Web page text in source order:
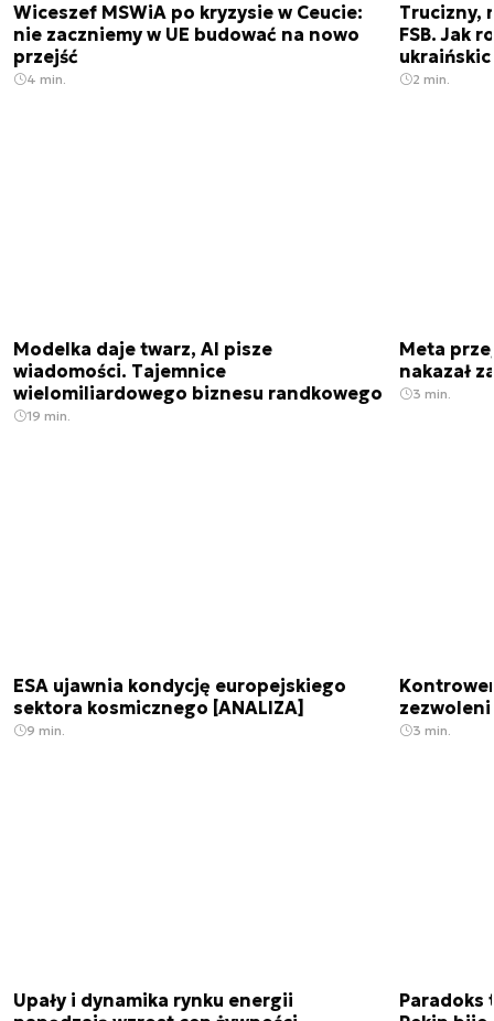
Wiceszef MSWiA po kryzysie w Ceucie:
nie zaczniemy w UE budować na nowo
przejść
4 min.
Trucizny,
FSB. Jak
2 min.
Modelka daje twarz, AI pisze
wiadomości. Tajemnice
wielomiliardowego biznesu randkowego
19 min.
Meta
nakazał
3 min.
ESA ujawnia kondycję europejskiego
sektora kosmicznego [ANALIZA]
9 min. 3 min.
Upały i dynamika rynku energii
Paradoks